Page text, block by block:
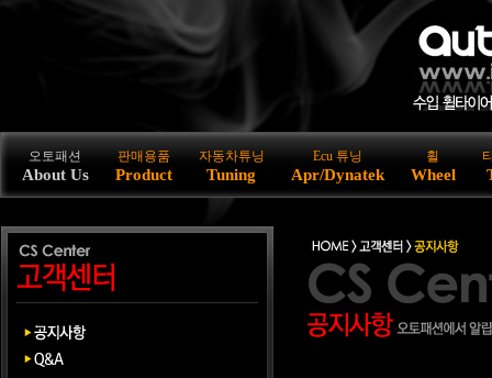
오토패션
About Us
판매용품
Product
자동차튜닝
Tuning
Ecu 튜닝
Apr/Dynatek
휠
Wheel